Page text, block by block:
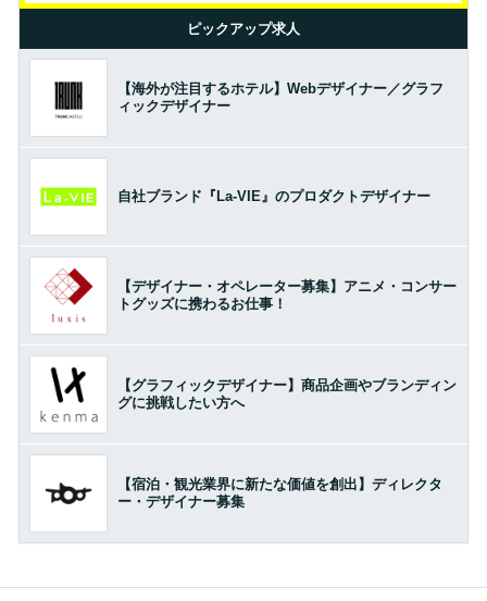
ピックアップ求人
【海外が注目するホテル】Webデザイナー／グラフ
ィックデザイナー
自社ブランド『La-VIE』のプロダクトデザイナー
【デザイナー・オペレーター募集】アニメ・コンサー
トグッズに携わるお仕事！
【グラフィックデザイナー】商品企画やブランディン
グに挑戦したい方へ
【宿泊・観光業界に新たな価値を創出】ディレクタ
ー・デザイナー募集